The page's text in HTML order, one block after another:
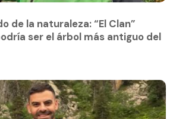
ser el árbol más antiguo del
de la naturaleza: “El Clan”
ser el árbol más antiguo del